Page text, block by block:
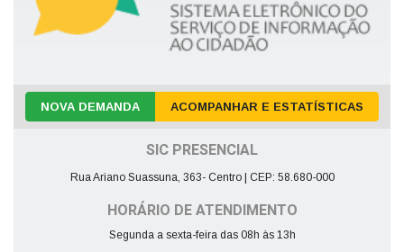
NOVA DEMANDA ACOMPANHAR E ESTATÍSTICAS
SIC PRESENCIAL
Rua Ariano Suassuna, 363- Centro | CEP: 58.680-000
HORÁRIO DE ATENDIMENTO
Segunda a sexta-feira das 08h às 13h